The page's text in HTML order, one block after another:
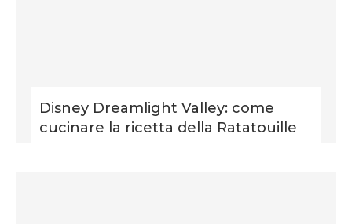
Disney Dreamlight Valley: come
cucinare la ricetta della Ratatouille